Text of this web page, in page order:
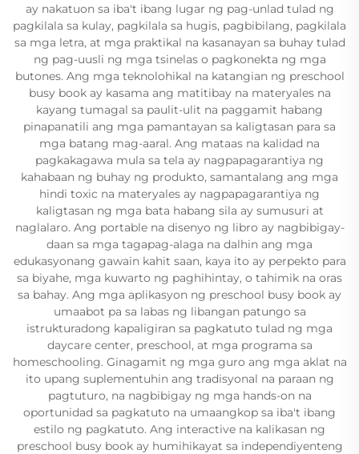
ay nakatuon sa iba't ibang lugar ng pag-unlad tulad ng
pagkilala sa kulay, pagkilala sa hugis, pagbibilang, pagkilala
sa mga letra, at mga praktikal na kasanayan sa buhay tulad
ng pag-uusli ng mga tsinelas o pagkonekta ng mga
butones. Ang mga teknolohikal na katangian ng preschool
busy book ay kasama ang matitibay na materyales na
kayang tumagal sa paulit-ulit na paggamit habang
pinapanatili ang mga pamantayan sa kaligtasan para sa
mga batang mag-aaral. Ang mataas na kalidad na
pagkakagawa mula sa tela ay nagpapagarantiya ng
kahabaan ng buhay ng produkto, samantalang ang mga
hindi toxic na materyales ay nagpapagarantiya ng
kaligtasan ng mga bata habang sila ay sumusuri at
naglalaro. Ang portable na disenyo ng libro ay nagbibigay-
daan sa mga tagapag-alaga na dalhin ang mga
edukasyonang gawain kahit saan, kaya ito ay perpekto para
sa biyahe, mga kuwarto ng paghihintay, o tahimik na oras
sa bahay. Ang mga aplikasyon ng preschool busy book ay
umaabot pa sa labas ng libangan patungo sa
istrukturadong kapaligiran sa pagkatuto tulad ng mga
daycare center, preschool, at mga programa sa
homeschooling. Ginagamit ng mga guro ang mga aklat na
ito upang suplementuhin ang tradisyonal na paraan ng
pagtuturo, na nagbibigay ng mga hands-on na
oportunidad sa pagkatuto na umaangkop sa iba't ibang
estilo ng pagkatuto. Ang interactive na kalikasan ng
preschool busy book ay humihikayat sa independiyenteng